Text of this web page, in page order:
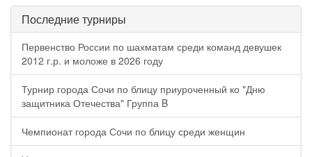
Последние турниры
Первенство России по шахматам среди команд девушек
2012 г.р. и моложе в 2026 году
Турнир города Сочи по блицу приуроченный ко "Дню
защитника Отечества" Группа B
Чемпионат города Сочи по блицу среди женщин